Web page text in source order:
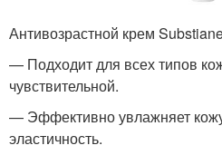
Антивозрастной крем
— Подходит для всех типов
чувствительной.
— Эффективно увлажняет
эластичность.